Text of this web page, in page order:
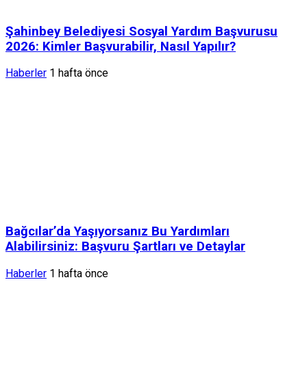
Şahinbey Belediyesi Sosyal Yardım Başvurusu
2026: Kimler Başvurabilir, Nasıl Yapılır?
Haberler 1 hafta önce
Bağcılar’da Yaşıyorsanız Bu Yardımları
Alabilirsiniz: Başvuru Şartları ve Detaylar
Haberler 1 hafta önce